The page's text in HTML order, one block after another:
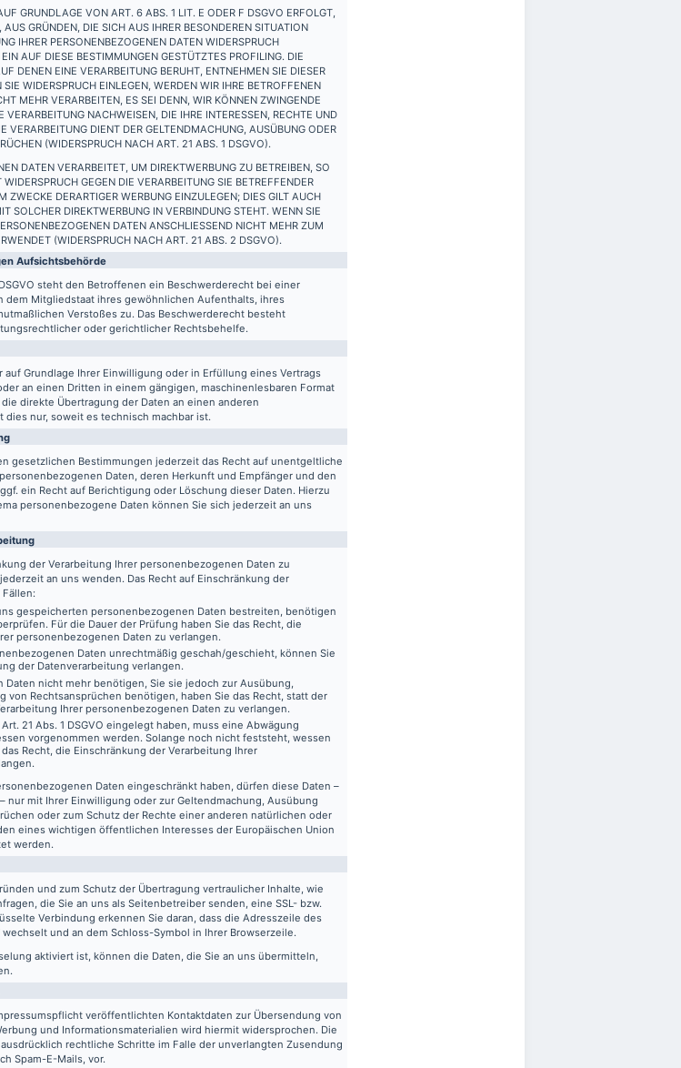
GRUNDLAGE VON ART. 6 ABS. 1 LIT. E ODER F DSGVO ERFOLGT,
GRÜNDEN, DIE SICH AUS IHRER BESONDEREN SITUATION
IHRER PERSONENBEZOGENEN DATEN WIDERSPRUCH
AUF DIESE BESTIMMUNGEN GESTÜTZTES PROFILING. DIE
DENEN EINE VERARBEITUNG BERUHT, ENTNEHMEN SIE DIESER
WIDERSPRUCH EINLEGEN, WERDEN WIR IHRE BETROFFENEN
MEHR VERARBEITEN, ES SEI DENN, WIR KÖNNEN ZWINGENDE
VERARBEITUNG NACHWEISEN, DIE IHRE INTERESSEN, RECHTE UND
VERARBEITUNG DIENT DER GELTENDMACHUNG, AUSÜBUNG ODER
(WIDERSPRUCH NACH ART. 21 ABS. 1 DSGVO).
DATEN VERARBEITET, UM DIREKTWERBUNG ZU BETREIBEN, SO
GEGEN DIE VERARBEITUNG SIE BETREFFENDER
ZWECKE DERARTIGER WERBUNG EINZULEGEN; DIES GILT AUCH
SOLCHER DIREKTWERBUNG IN VERBINDUNG STEHT. WENN SIE
DATEN ANSCHLIESSEND NICHT MEHR ZUM
(WIDERSPRUCH NACH ART. 21 ABS. 2 DSGVO).
Aufsichts­behörde
steht den Betroffenen ein Beschwerderecht bei einer
dem Mitgliedstaat ihres gewöhnlichen Aufenthalts, ihres
Verstoßes zu. Das Beschwerderecht besteht
oder gerichtlicher Rechtsbehelfe.
auf Grundlage Ihrer Einwilligung oder in Erfüllung eines Vertrags
an einen Dritten in einem gängigen, maschinenlesbaren Format
direkte Übertragung der Daten an einen anderen
nur, soweit es technisch machbar ist.
gesetzlichen Bestimmungen jederzeit das Recht auf unentgeltliche
Daten, deren Herkunft und Empfänger und den
ein Recht auf Berichtigung oder Löschung dieser Daten. Hierzu
personenbezogene Daten können Sie sich jederzeit an uns
der Verarbeitung Ihrer personenbezogenen Daten zu
an uns wenden. Das Recht auf Einschränkung der
gespeicherten personenbezogenen Daten bestreiten, benötigen
Für die Dauer der Prüfung haben Sie das Recht, die
personenbezogenen Daten zu verlangen.
Daten unrechtmäßig geschah/geschieht, können Sie
der Datenverarbeitung verlangen.
Daten nicht mehr benötigen, Sie sie jedoch zur Ausübung,
von Rechtsansprüchen benötigen, haben Sie das Recht, statt der
Ihrer personenbezogenen Daten zu verlangen.
21 Abs. 1 DSGVO eingelegt haben, muss eine Abwägung
vorgenommen werden. Solange noch nicht feststeht, wessen
Recht, die Einschränkung der Verarbeitung Ihrer
Daten eingeschränkt haben, dürfen diese Daten –
nur mit Ihrer Einwilligung oder zur Geltendmachung, Ausübung
oder zum Schutz der Rechte einer anderen natürlichen oder
eines wichtigen öffentlichen Interesses der Europäischen Union
werden.
und zum Schutz der Übertragung vertraulicher Inhalte, wie
die Sie an uns als Seitenbetreiber senden, eine SSL- bzw.
Verbindung erkennen Sie daran, dass die Adresszeile des
wechselt und an dem Schloss-Symbol in Ihrer Browserzeile.
aktiviert ist, können die Daten, die Sie an uns übermitteln,
veröffentlichten Kontaktdaten zur Übersendung von
und Informationsmaterialien wird hiermit widersprochen. Die
rechtliche Schritte im Falle der unverlangten Zusendung
Spam-E-Mails, vor.